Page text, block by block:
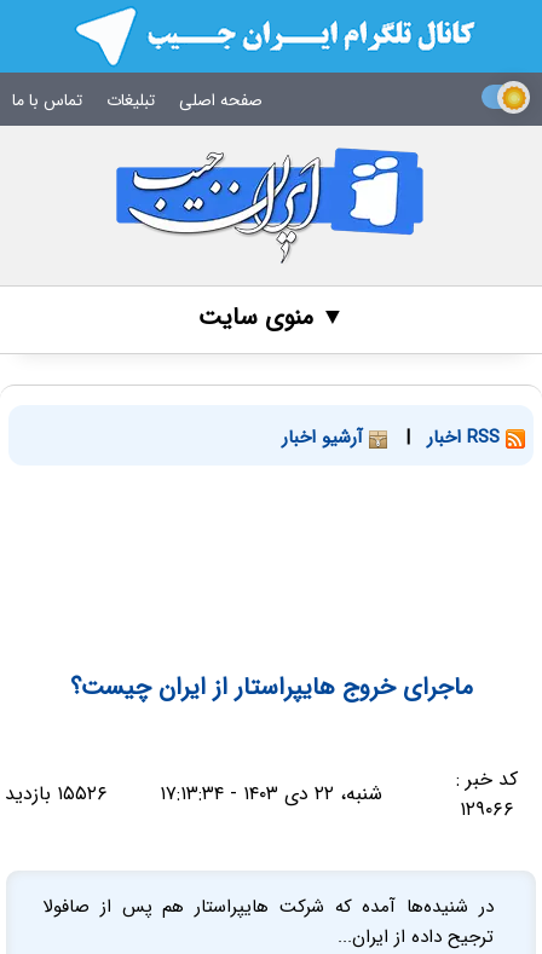
صفحه اصلی تبلیغات تماس با ما
▼ منوی سایت
| آرشیو اخبار
ماجرای خروج هایپراستار از ایران چیست؟
کد خبر :
۱۲۹۰۶۶
شنبه، ۲۲ دی ۱۴۰۳ - ۱۷:۱۳:۳۴ ۱۵۵۲۶ بازدید
در شنیده‌ها آمده که شرکت هایپراستار هم پس از صافولا
ترجیح داده از ایران...